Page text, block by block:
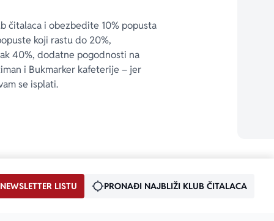
čitalaca i obezbedite 10% popusta
koji rastu do 20%,
40%, dodatne pogodnosti na
i Bukmarker kafeterije – jer
se isplati.
LISTU PRONAĐI NAJBLIŽI KLUB ČITALACA